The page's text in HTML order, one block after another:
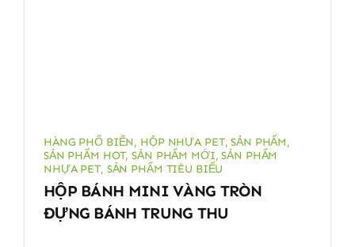
HÀNG PHỔ BIẾN, HỘP NHỰA PET,SẢN PHẨM,
SẢN PHẨM HOT,SẢN PHẨM MỚI,SẢN PHẨM
NHỰA PET, SẢN PHẨM TIÊU BIỂU
HỘP BÁNH MINI VÀNG TRÒN
ĐỰNG BÁNH TRUNG THU